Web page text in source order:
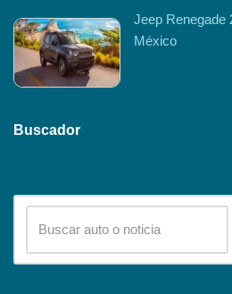
Jeep Renegade
México
Buscador